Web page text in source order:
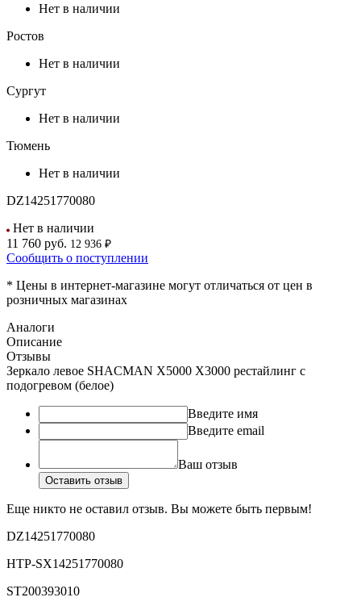
Нет в наличии
Ростов
Нет в наличии
Сургут
Нет в наличии
Тюмень
Нет в наличии
DZ14251770080
Нет в наличии
11 760 руб. 12 936 ₽
Сообщить о поступлении
* Цены в интернет-магазине могут отличаться от цен в
розничных магазинах
Аналоги
Описание
Отзывы
Зеркало левое SHACMAN X5000 X3000 рестайлинг с
подогревом (белое)
Введите имя
Введите email
Ваш отзыв
Оставить отзыв
Еще никто не оставил отзыв. Вы можете быть первым!
DZ14251770080
HTP-SX14251770080
ST200393010